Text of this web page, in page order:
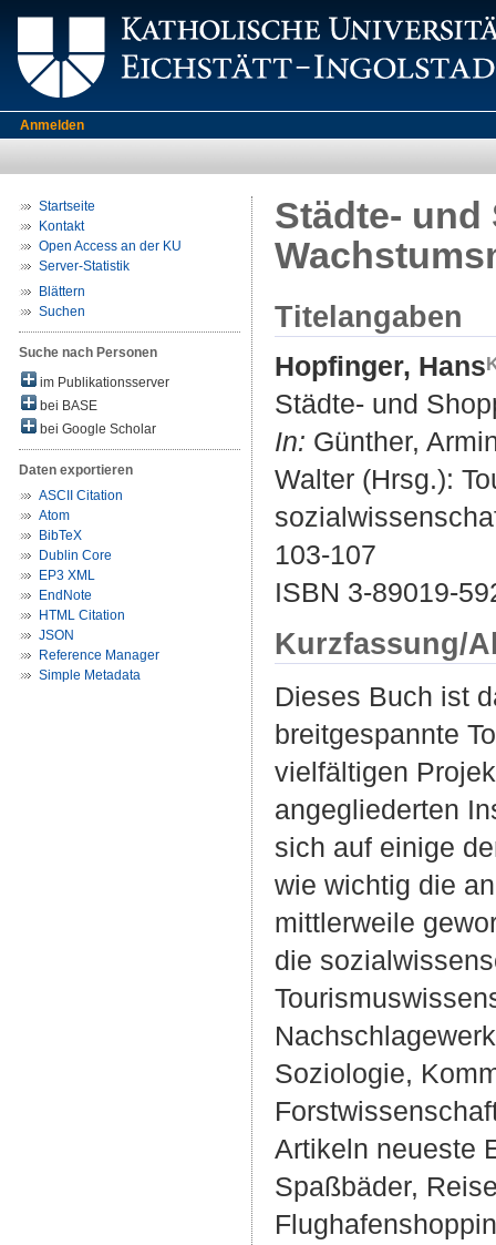
Anmelden
Startseite
Kontakt
Open Access an der KU
Server-Statistik
Blättern
Suchen
Suche nach Personen
im Publikationsserver
bei BASE
bei Google Scholar
Daten exportieren
ASCII Citation
Atom
BibTeX
Dublin Core
EP3 XML
EndNote
HTML Citation
JSON
Reference Manager
Simple Metadata
Städte-
Titelangaben
Hopfinger, Hans
Städte- und
In: Günther,
Walter (Hrsg.):
103-107
ISBN 3-89019-
Kurzfassung/
Dieses Buch ist
breitgespannte
vielfältigen
angegliederten
sich auf einige
wie wichtig die
mittlerweile
die
Soziologie,
Artikeln neueste
Spaßbäder,